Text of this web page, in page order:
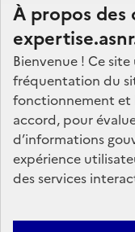
À propos des
Bienvenue ! Ce
fréquentation du
fonctionnement et
accord, pour
d’informations
expérience
des services
Nos marchés
Nos offres d'emploi
FAQ
Glossaire